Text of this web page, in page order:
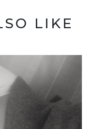
LIKE